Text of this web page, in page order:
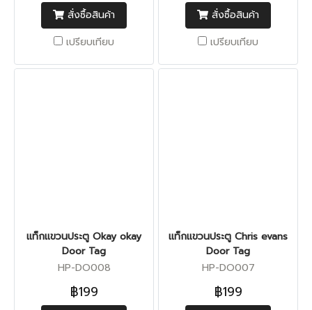
สั่งซื้อสินค้า
เปรียบเทียบ
สั่งซื้อสินค้า
เปรียบเทียบ
แท็กแขวนประตู Okay okay
Door Tag
HP-DO008
฿199
แท็กแขวนประตู Chris evans
Door Tag
HP-DO007
฿199